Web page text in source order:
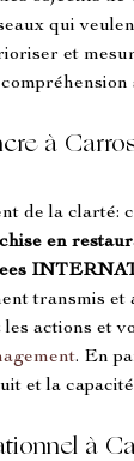
qui
et
à
de la clarté:
en
transmis
actions et
. En
et la
à